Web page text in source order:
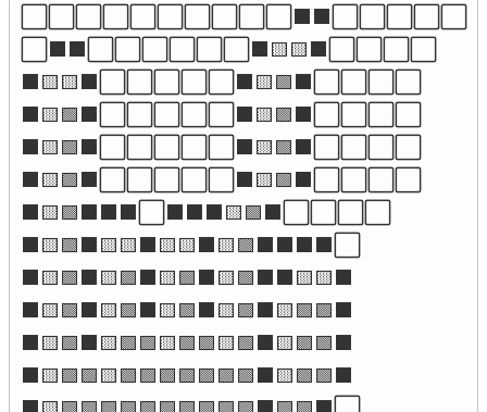
⬜⬜⬜⬜⬜⬜⬜⬜⬜⬜⬛⬛⬜⬜⬜⬜⬜
⬜⬛⬛⬜⬜⬜⬜⬜⬜⬛🟨🟨⬛⬜⬜⬜⬜
⬛🟨🟨⬛⬜⬜⬜⬜⬜⬛🟨🟩⬛⬜⬜⬜⬜
⬛🟨🟩⬛⬜⬜⬜⬜⬜⬛🟨🟩⬛⬜⬜⬜⬜
⬛🟨🟩⬛⬜⬜⬜⬜⬜⬛🟨🟩⬛⬜⬜⬜⬜
⬛🟨🟩⬛⬜⬜⬜⬜⬜⬛🟨🟩⬛⬜⬜⬜⬜
⬛🟨🟩⬛⬛⬛⬜⬛⬛⬛🟨🟩⬛⬜⬜⬜⬜
⬛🟨🟩⬛🟨🟨⬛🟨🟨⬛🟨🟩⬛⬛⬛⬛⬜
⬛🟨🟩⬛🟨🟩⬛🟨🟩⬛🟨🟩⬛⬛🟨🟨⬛
⬛🟨🟩⬛🟨🟩⬛🟨🟩⬛🟨🟩⬛🟨🟩🟩⬛
⬛🟨🟩⬛🟨🟩🟩🟨🟩🟩🟨🟩⬛🟨🟩🟩⬛
⬛🟨🟩🟩🟨🟩🟩🟩🟩🟩🟩🟩⬛🟨🟩🟩⬛